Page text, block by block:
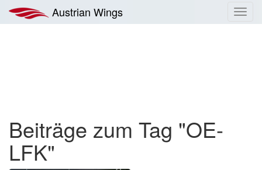
Inhalt
springen
Austrian Wings
Beiträge zum Tag "OE-
LFK"